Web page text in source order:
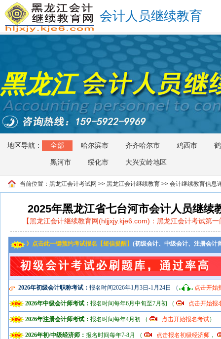
会计人员继续教育
黑龙江
地区导航： 全部 哈尔滨市 齐齐哈尔市 鸡西市
黑河市 绥化市 大兴安岭地区
当前位置： 黑龙江会计考试网 >> 黑龙江会计继续教育 >> 会计继续教育信息
2025年黑龙江省七台河市会计人员继续
【黑龙江会计继续教育网(hljjxjy.kje6.com)：黑龙江会计考试第
》点击此一键预约考试报名【短信提醒】(初级会计、中级会计、注册会
2026年初级会计职称考试：报名时间2026年1月3日-1月24日 （ 点击开始
2026年中级会计师考试：报名时间每年6月中旬至7月初 （ 点击开始报
2026年注册会计师考试：报名时间每年4月初 （ 点击开始报名考试）
2026年初/中级经济师：报名时间每年7-8月 （ 点击报名初级经济师 ，